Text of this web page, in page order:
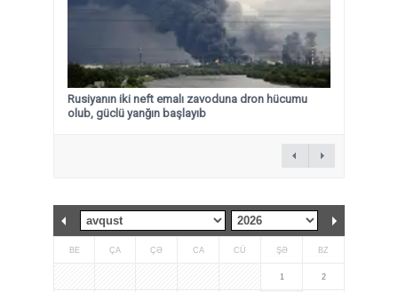
Rusiyanın iki neft emalı zavoduna dron hücumu
olub, güclü yanğın başlayıb
BE ÇA ÇƏ CA CÜ ŞƏ BZ
1 2